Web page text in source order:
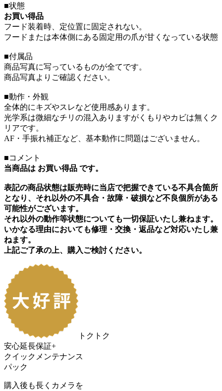
■状態
お買い得品
フード装着時、定位置に固定されない。
フードまたは本体側にある固定用の爪が甘くなっている状態
■付属品
商品写真に写っているものが全てです。
商品写真よりご確認ください。
■動作・外観
全体的にキズやスレなど使用感あります。
光学系は微細なチリの混入ありますがくもりやカビは無くク
リアです。
AF・手振れ補正など、基本動作に問題はございません。
■コメント
当商品は お買い得品 です。
表記の商品状態は販売時に当店で把握できている不具合箇所
となり、それ以外の不具合・故障・破損など不良個所がある
可能性がございます。
それ以外の動作等状態についても一切保証いたし兼ねます。
いかなる理由においても修理・交換・返品など対応いたし兼
ねます。
上記ご了承の上、購入ご検討ください。
トクトク
安心延長保証+
クイックメンテナンス
パック
購入後も長くカメラを